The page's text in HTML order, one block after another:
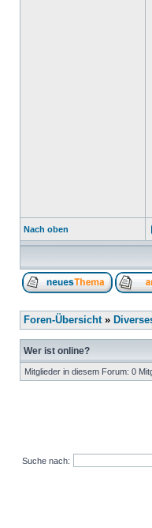
Nach oben
Foren-Übersicht»
Wer ist online?
Mitglieder in diesem Forum: 0
Suche nach: